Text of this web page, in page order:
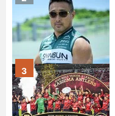
3